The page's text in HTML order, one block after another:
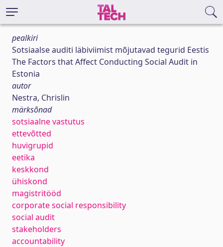
pealkiri
Sotsiaalse auditi läbiviimist mõjutavad tegurid Eestis
The Factors that Affect Conducting Social Audit in
Estonia
autor
Nestra, Chrislin
märksõnad
sotsiaalne vastutus
ettevõtted
huvigrupid
eetika
keskkond
ühiskond
magistritööd
corporate social responsibility
social audit
stakeholders
accountability